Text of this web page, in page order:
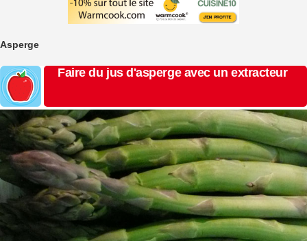
Asperge
Faire du jus d'asperge avec un extracteur